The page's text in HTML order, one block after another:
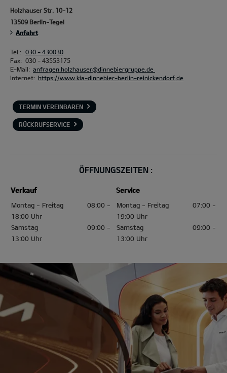
Holzhauser Str. 10-12
13509 Berlin-Tegel
Anfahrt
Tel.: 030 - 430030
Fax: 030 - 43553175
E-Mail: anfragen.holzhauser@dinnebiergruppe.de
Internet: https://www.kia-dinnebier-berlin-reinickendorf.de
TERMIN VEREINBAREN
RÜCKRUFSERVICE
ÖFFNUNGSZEITEN :
Verkauf
Montag - Freitag
08:00 -
18:00 Uhr
Samstag
09:00 -
13:00 Uhr
Service
Montag - Freitag
07:00 -
19:00 Uhr
Samstag
09:00 -
13:00 Uhr